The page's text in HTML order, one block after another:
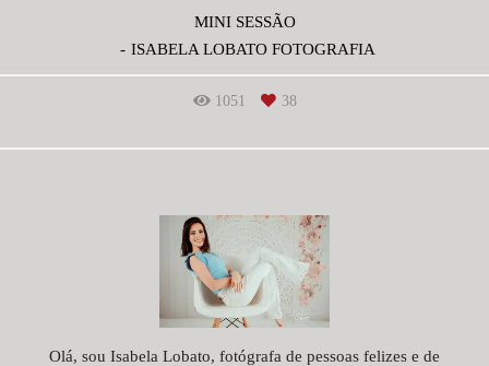
MINI SESSÃO
ISABELA LOBATO FOTOGRAFIA
1051 38
Olá, sou Isabela Lobato, fotógrafa de pessoas felizes e de